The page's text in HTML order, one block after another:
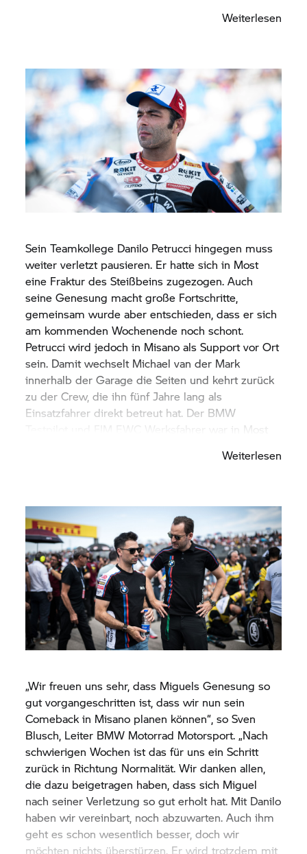
Renngeschehen einzugreifen. Eine finaleWeiterlesen
Sein Teamkollege Danilo Petrucci hingegen muss
weiter verletzt pausieren. Er hatte sich in Most
eine Fraktur des Steißbeins zugezogen. Auch
seine Genesung macht große Fortschritte,
gemeinsam wurde aber entschieden, dass er sich
am kommenden Wochenende noch schont.
Petrucci wird jedoch in Misano als Support vor Ort
sein. Damit wechselt Michael van der Mark
innerhalb der Garage die Seiten und kehrt zurück
zu der Crew, die ihn fünf Jahre lang als
Einsatzfahrer direkt betreut hat. Der BMW
Testpilot und FIM EWC Werksfahrer war in Most
gegangen und springt nun in Misano für Petrucci
Weiterlesen
„Wir freuen uns sehr, dass Miguels Genesung so
gut vorgangeschritten ist, dass wir nun sein
Comeback in Misano planen können“, so Sven
Blusch, Leiter BMW Motorrad Motorsport. „Nach
schwierigen Wochen ist das für uns ein Schritt
zurück in Richtung Normalität. Wir danken allen,
die dazu beigetragen haben, dass sich Miguel
nach seiner Verletzung so gut erholt hat. Mit Danilo
haben wir vereinbart, noch abzuwarten. Auch ihm
geht es schon wesentlich besser, doch wir
möchten nichts überstürzen. Er wird trotzdem mit